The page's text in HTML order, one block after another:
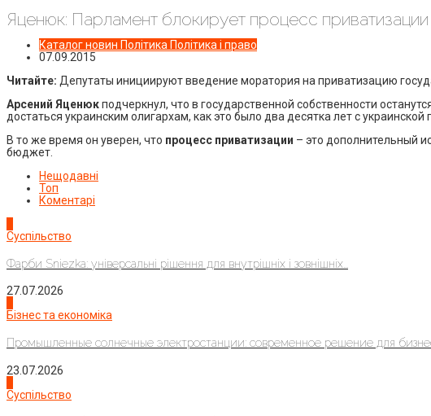
Яценюк: Парламент блокирует процесс
Каталог новин Політика Політика і право
07.09.2015
Читайте: Депутаты инициируют введение моратория на приватизацию
Арсений Яценюкподчеркнул, что в государственной собственности
достаться украинским олигархам, как это было два десятка лет с украинской
В то же время он уверен, что процесс приватизации – это дополнительный
бюджет.
Нещодавні
Топ
Коментарі
Суспільство
Фарби Sniezka: універсальні рішення для внутрішніх і зовнішніх...
27.07.2026
Бізнес та економіка
Промышленные солнечные электростанции: современное решение для
23.07.2026
Суспільство